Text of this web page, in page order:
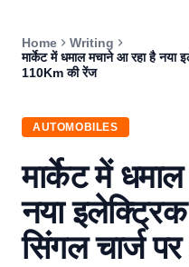
Contact
Navjagran
Home
Writing
मार्केट में धमाल मचाने आ रहा है नया
110Km की रेंज
AUTOMOBILES
मार्केट में
नया
सिंगल चार्ज